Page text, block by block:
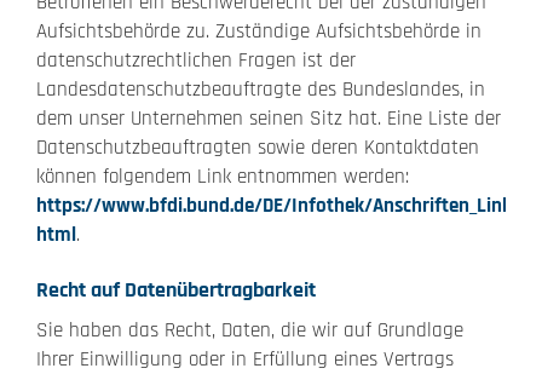
Aufsichtsbehörde zu. Zuständige Aufsichtsbehörde in
datenschutzrechtlichen Fragen ist der
Landesdatenschutzbeauftragte des Bundeslandes, in
dem unser Unternehmen seinen Sitz hat. Eine Liste der
Datenschutzbeauftragten sowie deren Kontaktdaten
können folgendem Link entnommen werden:
https://www.bfdi.bund.de/DE/Infothek/Anschriften_Links/
html.
Recht auf Datenübertragbarkeit
Sie haben das Recht, Daten, die wir auf Grundlage
Ihrer Einwilligung oder in Erfüllung eines Vertrags